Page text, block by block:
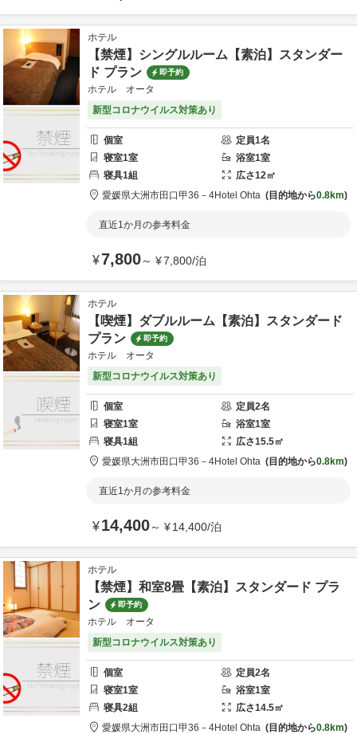
ホテル
【禁煙】シングルルーム【素泊】スタンダー
ド プラン
即予約
ホテル オータ
新型コロナウイルス対策あり
個室 定員1名
寝室1室 浴室1室
寝具1組 広さ12㎡
愛媛県大洲市田口甲36－4Hotel Ohta 目的地から0.8km
直近1か月の参考料金
¥7,800～ ¥7,800/泊
ホテル
【喫煙】ダブルルーム【素泊】スタンダード
プラン
即予約
ホテル オータ
新型コロナウイルス対策あり
個室 定員2名
寝室1室 浴室1室
寝具1組 広さ15.5㎡
愛媛県大洲市田口甲36－4Hotel Ohta 目的地から0.8km
直近1か月の参考料金
¥14,400～ ¥14,400/泊
ホテル
【禁煙】和室8畳【素泊】スタンダード プラ
ン
即予約
ホテル オータ
新型コロナウイルス対策あり
個室 定員2名
寝室1室 浴室1室
寝具2組 広さ14.5㎡
愛媛県大洲市田口甲36－4Hotel Ohta 目的地から0.8km